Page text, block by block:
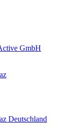
GmbH
Deutschland